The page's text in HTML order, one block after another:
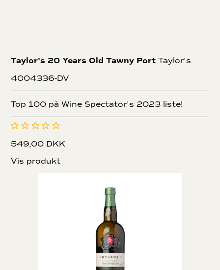
Taylor's 20 Years Old Tawny Port Taylor's
4004336-DV
Top 100 på Wine Spectator's 2023 liste!
549,00 DKK
Vis produkt